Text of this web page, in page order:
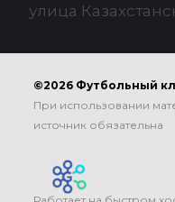
улица
©2026 Футбольный
При использовании
источник обязательна